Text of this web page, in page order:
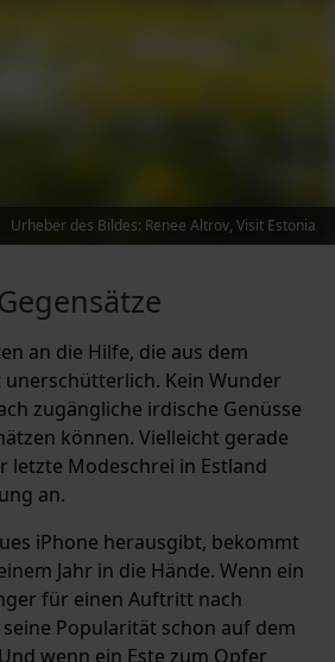
an die Hilfe, die aus dem
unerschütterlich. Kein Wunder
zugängliche irdische Genüsse
können. Vielleicht gerade
letzte Modeschrei in Estland
an.
iPhone herausgibt, bekommt
Jahr in die Hände. Wenn ein
für einen Auftritt nach
Popularität schon auf dem
wenn ein Este zum Opfer
Urheber des Bildes: Renee Altrov, Visit Estonia